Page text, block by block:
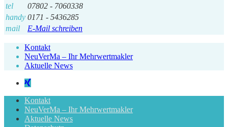
tel
07802 - 7060338
handy 0171 - 5436285
mail
E-Mail schreiben
Kontakt
NeuVerMa – Ihr Mehrwertmakler
Aktuelle News
Kontakt
NeuVerMa – Ihr Mehrwertmakler
Aktuelle News